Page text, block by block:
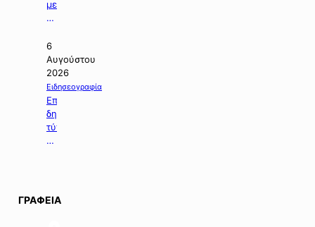
Αεροδρομίου
με
θέμα:
ενδιαφέροντος
για
τη
χορήγηση
ενίσχυσης
σε
επιχειρήσεις
της
6
Αυγούστου
2026
Ειδησεογραφία
Επιλογή
δημοσιευμάτων
τύπου
της
ΓΡΑΦΕΙΑ